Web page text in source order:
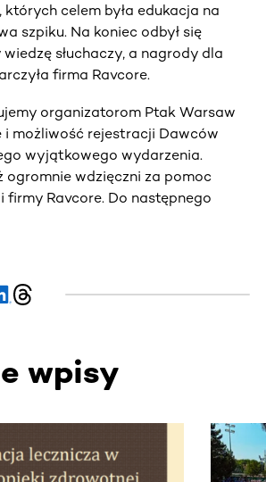
których celem była edukacja na
szpiku. Na koniec odbył się
słuchaczy, a nagrody dla
firma Ravcore.
organizatorom Ptak Warsaw
i możliwość rejestracji Dawców
wyjątkowego wydarzenia.
ogromnie wdzięczni za pomoc
firmy Ravcore. Do następnego
wpisy
treści przewijane w poziomie. Użyj